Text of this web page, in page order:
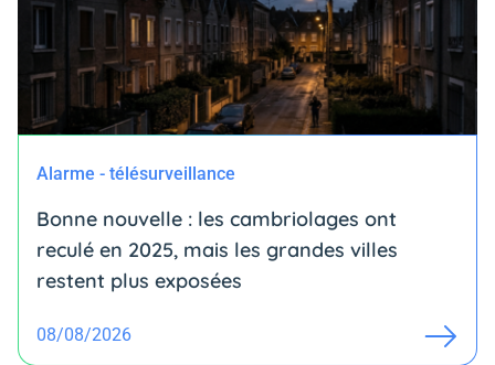
Alarme - télésurveillance
Bonne nouvelle : les cambriolages ont
reculé en 2025, mais les grandes villes
restent plus exposées
08/08/2026